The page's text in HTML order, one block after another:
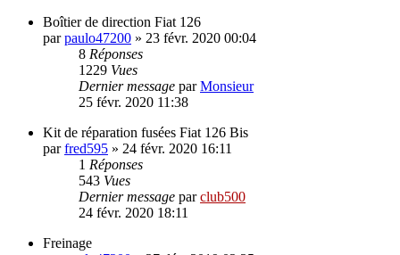
Boîtier de direction Fiat 126
parpaulo47200 » 23 févr. 2020 00:04
8 Réponses
1229 Vues
Dernier message parMonsieur
25 févr. 2020 11:38
Kit de réparation fusées Fiat 126 Bis
parfred595 » 24 févr. 2020 16:11
1 Réponses
543 Vues
Dernier message parclub500
24 févr. 2020 18:11
Freinage